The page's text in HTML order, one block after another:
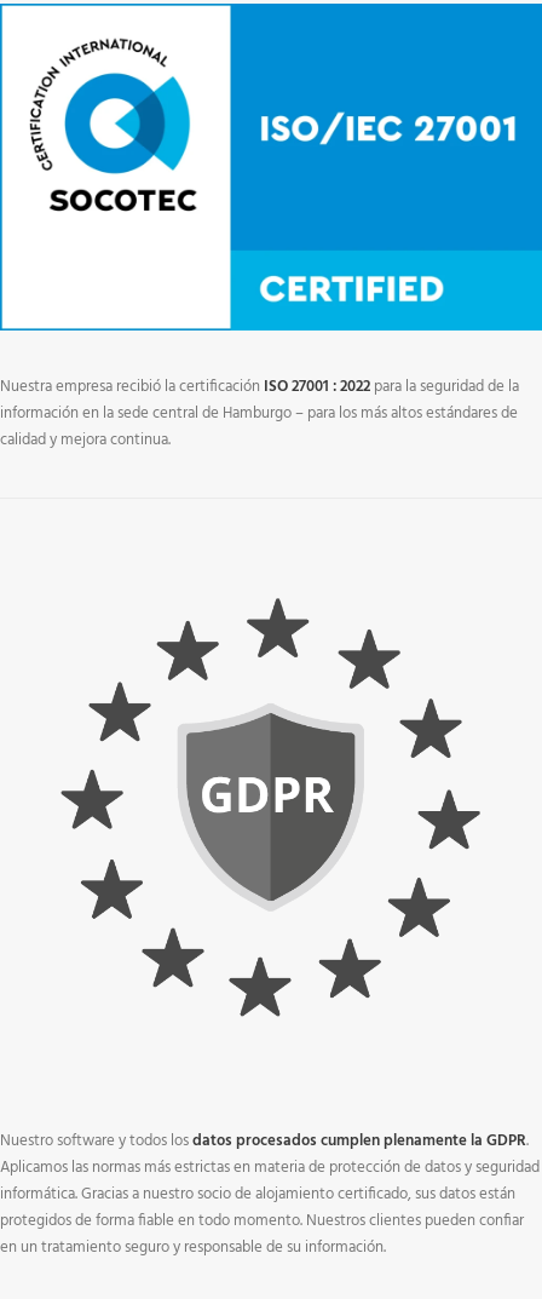
Nuestra empresa recibió la certificación ISO 27001 : 2022para la seguridad de la
información en la sede central de Hamburgo – para los más altos estándares de
calidad y mejora continua.
Nuestro software y todos losdatos procesados cumplen plenamente la GDPR.
Aplicamos las normas más estrictas en materia de protección de datos y seguridad
informática. Gracias a nuestro socio de alojamiento certificado, sus datos están
protegidos de forma fiable en todo momento. Nuestros clientes pueden confiar
en un tratamiento seguro y responsable de su información.